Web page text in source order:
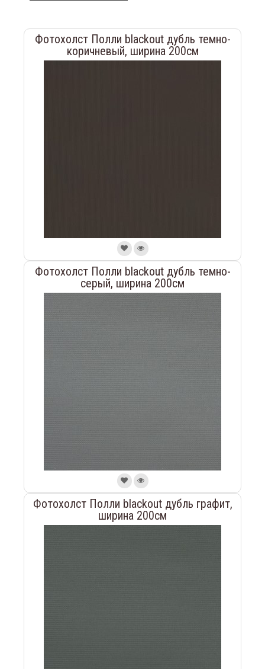
Фотохолст Полли blackout дубль темно-
коричневый, ширина 200см
Фотохолст Полли blackout дубль темно-
серый, ширина 200см
Фотохолст Полли blackout дубль графит,
ширина 200см